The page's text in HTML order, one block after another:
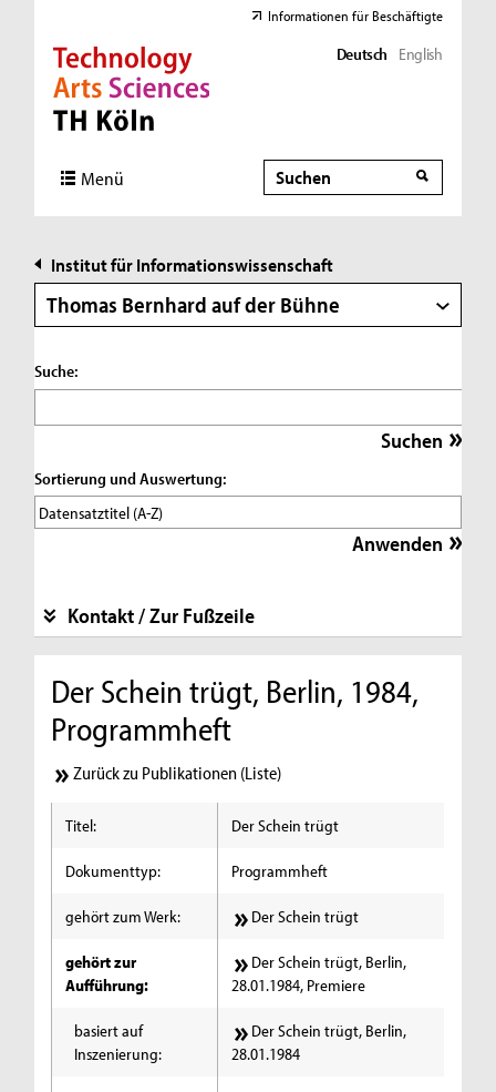
Direkt zur Hauptnavigation
Direkt zur Subnavigation
Direkt zum Inhalt
Direkt zum Fußbereich
Informationen für Beschäftigte
Deutsch English
Menü Suche
Suche
Institut für Informationswissenschaft
Thomas Bernhard auf der Bühne
Suche:
Sortierung und Auswertung:
Kontakt / Zur Fußzeile
Der Schein trügt, Berlin, 1984,
Programmheft
Zurück zu Publikationen (Liste)
Titel: Der Schein trügt
Dokumenttyp: Programmheft
gehört zum Werk: Der Schein trügt
gehört zur
Aufführung:
Der Schein trügt, Berlin,
28.01.1984, Premiere
basiert auf
Inszenierung:
Der Schein trügt, Berlin,
28.01.1984